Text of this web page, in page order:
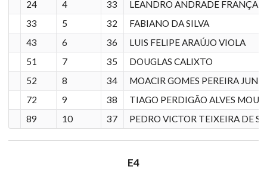
24
4 33
LEANDRO ANDRADE FRANÇA
33
5 32
FABIANO DA SILVA
43
6 36
LUIS FELIPE ARAÚJO VIOLA
51
7 35
DOUGLAS CALIXTO
52
8 34
MOACIR GOMES PEREIRA
72
9 38
TIAGO PERDIGÃO ALVES
89
10 37 PEDRO VICTOR TEIXEIRA DE
E4